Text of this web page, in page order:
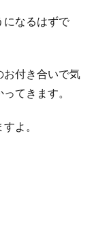
になるはずで
お付き合いで気
てきます。
よ。